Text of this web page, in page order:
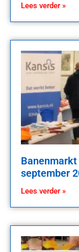
Lees verder »
september
Lees verder »